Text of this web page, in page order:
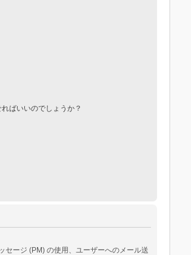
ばいいのでしょうか？
ージ (PM) の使用、ユーザーへのメール送